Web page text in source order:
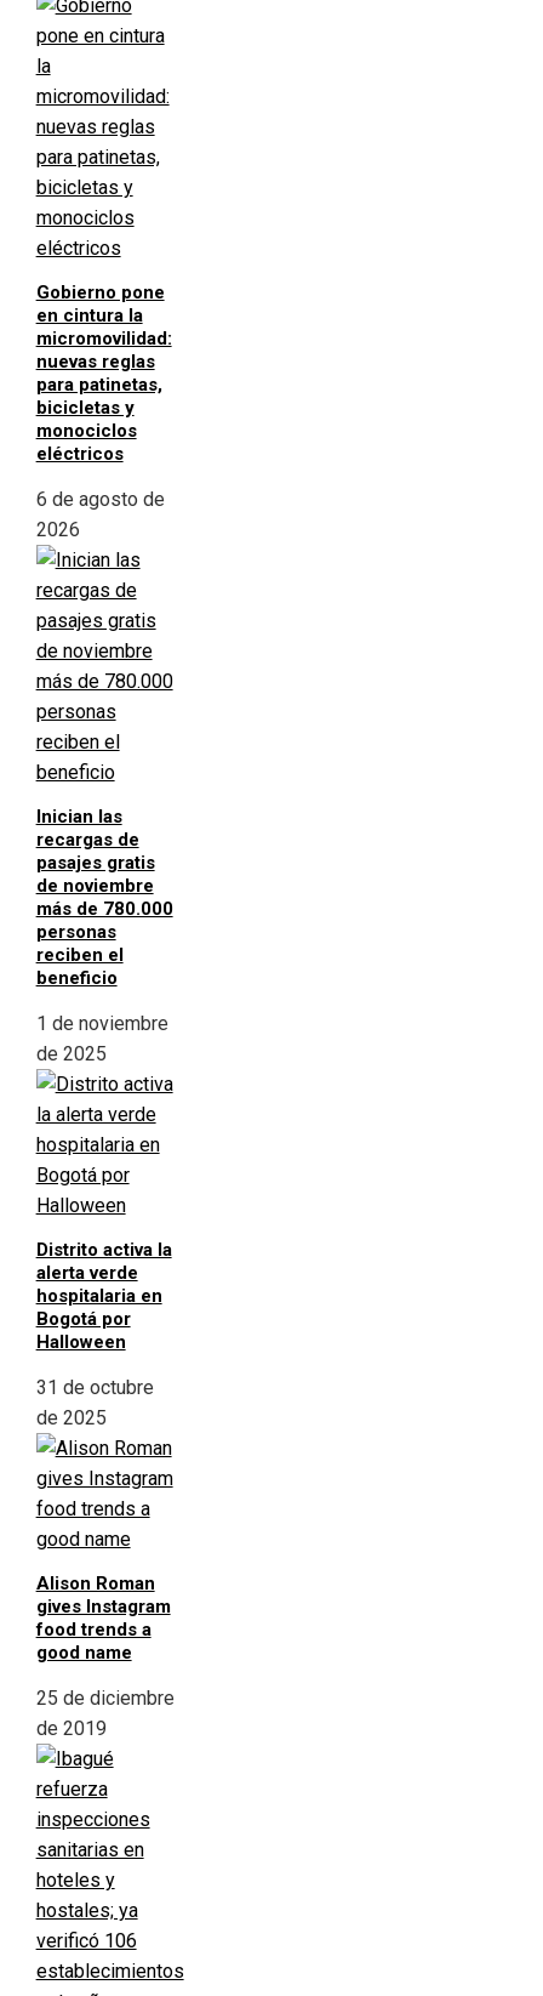
Gobierno pone
en cintura la
micromovilidad:
nuevas reglas
para patinetas,
bicicletas y
monociclos
eléctricos
6 de agosto de
2026
Inician las
recargas de
pasajes gratis
de noviembre
más de 780.000
personas
reciben el
beneficio
1 de noviembre
de 2025
Distrito activa la
alerta verde
hospitalaria en
Bogotá por
Halloween
31 de octubre
de 2025
Alison Roman
gives Instagram
food trends a
good name
25 de diciembre
de 2019